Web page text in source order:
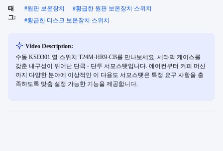
태
그:
#원판 보온장치 #황급한 원판 보온장치 스위치
#황급한 디스크 보온장치 스위치
Video Description:
수동 KSD301 열 스위치 T24M-HR9-CB를 만나보세요. 세라믹 케이스를
갖춘 내구성이 뛰어난 단극 - 단투 서모스탯입니다. 에어컨부터 커피 머신
까지 다양한 분야에 이상적인 이 다용도 서모스탯은 특정 요구 사항을 충
족하도록 맞춤 설정 가능한 기능을 제공합니다.